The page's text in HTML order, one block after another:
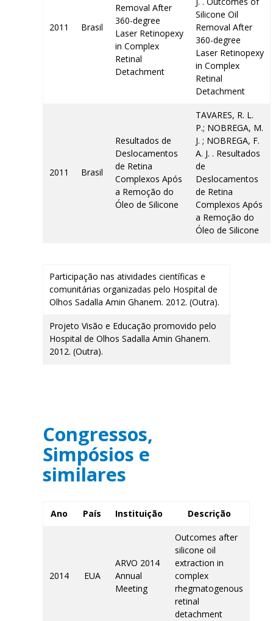
2011 Brasil
Removal After
360-degree
Laser Retinopexy
in Complex
Retinal
Detachment
Silicone Oil
Removal After
360-degree
Laser Retinopexy
in Complex
Retinal
Detachment
2011 Brasil
Resultados de
Deslocamentos
de Retina
Complexos Após
a Remoção do
Óleo de Silicone
TAVARES, R. L.
P.; NOBREGA, M.
J. ; NOBREGA, F.
A. J. . Resultados
de
Deslocamentos
de Retina
Complexos Após
a Remoção do
Óleo de Silicone
Participação nas atividades científicas e
comunitárias organizadas pelo Hospital de
Olhos Sadalla Amin Ghanem. 2012. (Outra).
Projeto Visão e Educação promovido pelo
Hospital de Olhos Sadalla Amin Ghanem.
2012. (Outra).
Congressos,
Simpósios e
similares
Ano País Instituição Descrição
2014 EUA
ARVO 2014
Annual
Meeting
Outcomes after
silicone oil
extraction in
complex
rhegmatogenous
retinal
detachment